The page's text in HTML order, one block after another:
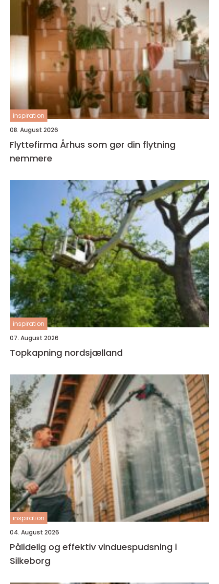
inspiration
08. August 2026
Flyttefirma Århus som gør din flytning
nemmere
inspiration
07. August 2026
Topkapning nordsjælland
inspiration
04. August 2026
Pålidelig og effektiv vinduespudsning i
Silkeborg